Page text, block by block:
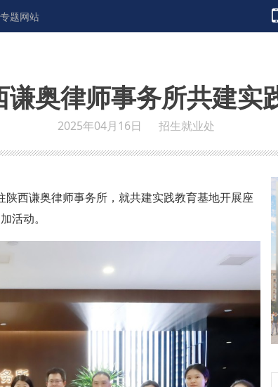
专题网站
谦奥律师事务所共建实
2025年04月16日 招生就业处
西谦奥律师事务所，就共建实践教育基地开展座
活动。